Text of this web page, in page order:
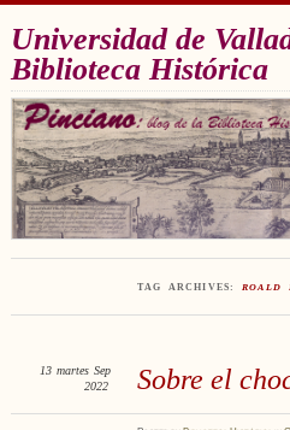
Universidad de
Biblioteca Histórica
TAG ARCHIVES: ROALD
Sobre el
13 martes Sep
2022